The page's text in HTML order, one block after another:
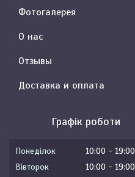
Фотогалерея
О нас
Отзывы
Доставка и оплата
Графік роботи
Понеділок 10:00
19:00
Вівторок
10:00
19:00